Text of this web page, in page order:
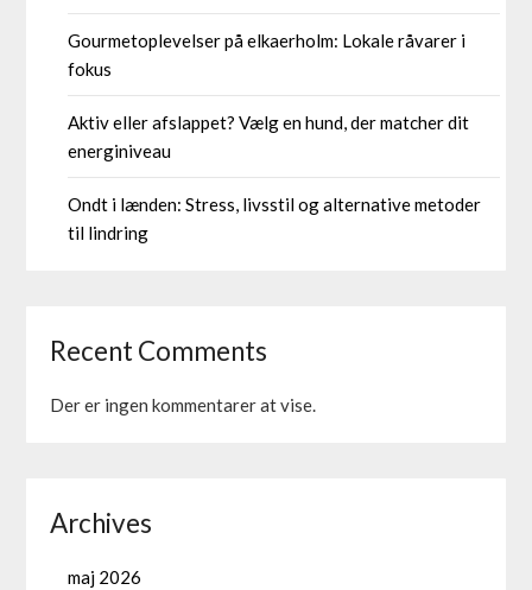
Gourmetoplevelser på elkaerholm: Lokale råvarer i
fokus
Aktiv eller afslappet? Vælg en hund, der matcher dit
energiniveau
Ondt i lænden: Stress, livsstil og alternative metoder
til lindring
Recent Comments
Der er ingen kommentarer at vise.
Archives
maj 2026